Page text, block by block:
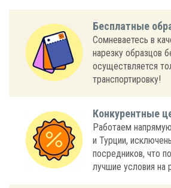
Бесплатные
Сомневаетесь в
нарезку образцов
осуществляется
транспортировку!
Конкурентные
Работаем
и Турции,
посредников, что
лучшие условия на